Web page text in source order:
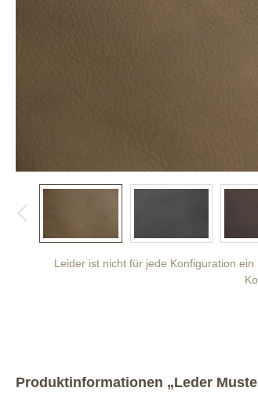
Leider ist nicht für jede Konfiguration
Produktinformationen „Leder